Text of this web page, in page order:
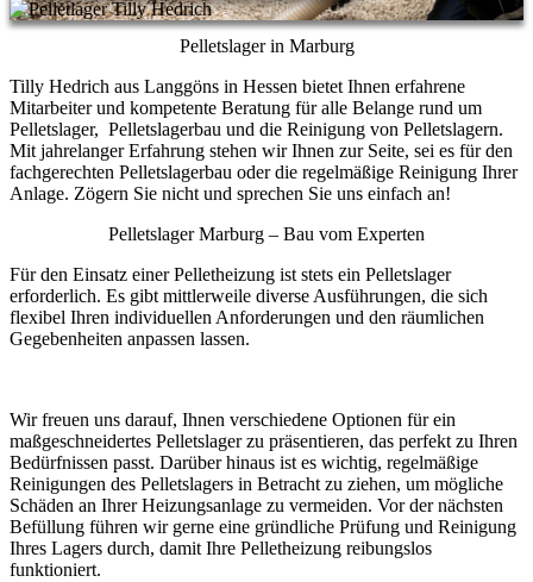
Pelletslager in Marburg
Tilly Hedrich aus Langgöns in Hessen bietet Ihnen erfahrene
Mitarbeiter und kompetente Beratung für alle Belange rund um
Pelletslager, Pelletslagerbau und die Reinigung von Pelletslagern.
Mit jahrelanger Erfahrung stehen wir Ihnen zur Seite, sei es für den
fachgerechten Pelletslagerbau oder die regelmäßige Reinigung Ihrer
Anlage. Zögern Sie nicht und sprechen Sie uns einfach an!
Pelletslager Marburg – Bau vom Experten
Für den Einsatz einer Pelletheizung ist stets ein Pelletslager
erforderlich. Es gibt mittlerweile diverse Ausführungen, die sich
flexibel Ihren individuellen Anforderungen und den räumlichen
Gegebenheiten anpassen lassen.
Wir freuen uns darauf, Ihnen verschiedene Optionen für ein
maßgeschneidertes Pelletslager zu präsentieren, das perfekt zu Ihren
Bedürfnissen passt. Darüber hinaus ist es wichtig, regelmäßige
Reinigungen des Pelletslagers in Betracht zu ziehen, um mögliche
Schäden an Ihrer Heizungsanlage zu vermeiden. Vor der nächsten
Befüllung führen wir gerne eine gründliche Prüfung und Reinigung
Ihres Lagers durch, damit Ihre Pelletheizung reibungslos
funktioniert.